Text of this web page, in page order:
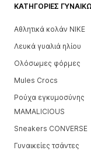
ΚΑΤΗΓΟΡΊΕΣ
Αθλητικά κολάν NIKE
Λευκά γυαλιά ηλίου
Ολόσωμες φόρμες
Mules Crocs
Ρούχα εγκυμοσύνης
MAMALICIOUS
Sneakers CONVERSE
Γυναικείες τσάντες